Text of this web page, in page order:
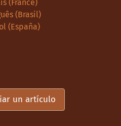
(France)
(Brasil)
(España)
un artículo